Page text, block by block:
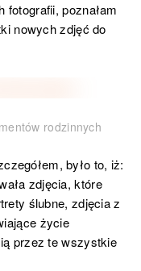
poznałam
nowych zdjęć do
rodzinnych
było to, iż:
zdjęcia, które
ślubne, zdjęcia z
życie
przez te wszystkie